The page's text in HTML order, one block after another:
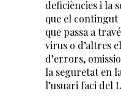
deficiències i la
que el
que passa a
virus o d’altres
d’errors,
la seguretat en
l’usuari faci del